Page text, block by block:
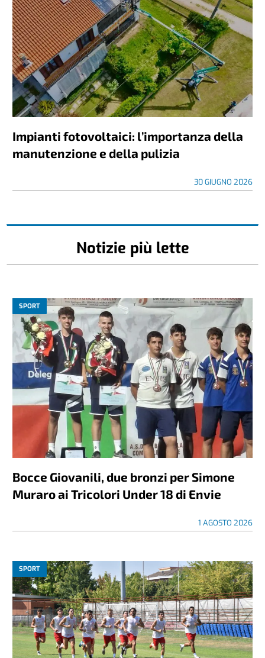
Impianti fotovoltaici: l’importanza della
manutenzione e della pulizia
30 GIUGNO 2026
Notizie più lette
SPORT
Bocce Giovanili, due bronzi per Simone
Muraro ai Tricolori Under 18 di Envie
1 AGOSTO 2026
SPORT